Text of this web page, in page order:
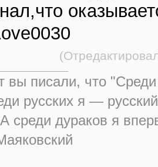
вы писали, что
русских я —
среди дураков я